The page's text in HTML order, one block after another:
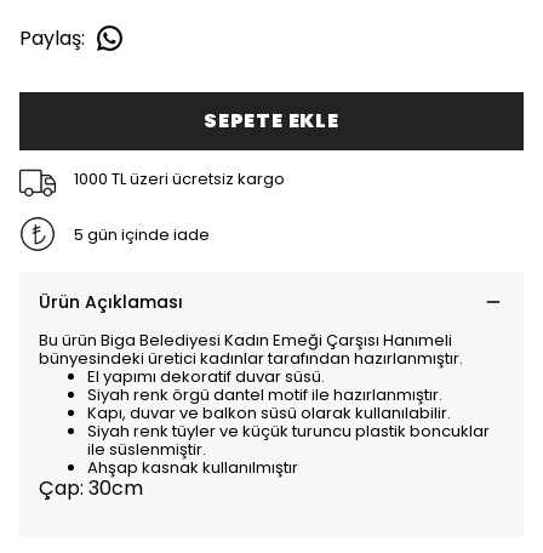
Paylaş:
SEPETE EKLE
1000 TL üzeri ücretsiz kargo
5 gün içinde iade
Ürün Açıklaması
Bu ürün Biga Belediyesi Kadın Emeği Çarşısı Hanımeli
bünyesindeki üretici kadınlar tarafından hazırlanmıştır.
El yapımı dekoratif duvar süsü.
Siyah renk örgü dantel motif ile hazırlanmıştır.
Kapı, duvar ve balkon süsü olarak kullanılabilir.
Siyah renk tüyler ve küçük turuncu plastik boncuklar
ile süslenmiştir.
Ahşap kasnak kullanılmıştır
Çap: 30cm